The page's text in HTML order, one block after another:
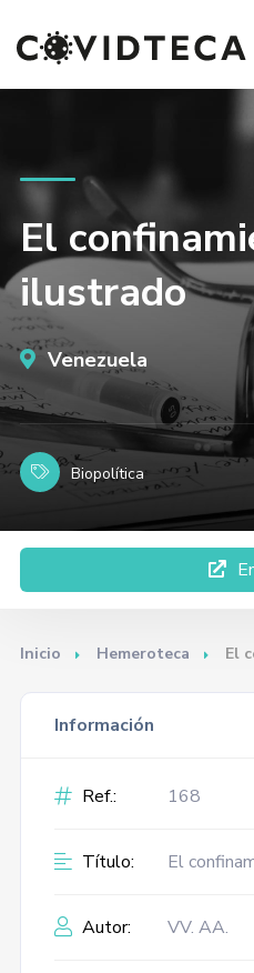
El
ilustrado
Venezuela
Biopolítica
Inicio Hemeroteca El
Información
Ref.: 168
Título: El
Autor: VV. AA.